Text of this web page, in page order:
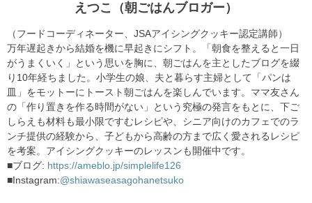
えつこ（朝ごはんブロガー）
（フードコーディネーター、JSAアイシングクッキー認定講師）
万年遅起きから結婚を機に早起きにシフト。「朝食を整えると一日
がうまくいく」という思いを胸に、朝ごはんを主としたブログを綴
り10年経ちました。小学生の娘、夫と暮らす主婦として「パンは
皿」をモットーにトースト朝ごはんを楽しんでいます。ママ友さん
の「作り置きを作る時間がない」という究極の発言をもとに、下ご
しらえも材料も最小限ですむレシピや、シニア向けのカフェでのラ
ンチ提供の経験から、子どもから高齢の方まで広く愛されるレシピ
を考案。アイシングクッキーのレッスンも開催中です。
■ブログ: https://ameblo.jp/simplelife126
■Instagram:@shiawaseasagohanetsuko